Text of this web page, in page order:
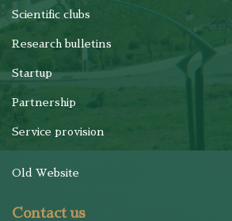
Scientific clubs
Research bulletins
Startup
Partnership
Service provision
Old Website
Contact us